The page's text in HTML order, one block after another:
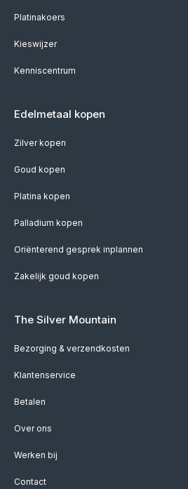
Platinakoers
Kieswijzer
Kenniscentrum
Edelmetaal kopen
Zilver kopen
Goud kopen
Platina kopen
Palladium kopen
Oriënterend gesprek inplannen
Zakelijk goud kopen
The Silver Mountain
Bezorging & verzendkosten
Klantenservice
Betalen
Over ons
Werken bij
Contact